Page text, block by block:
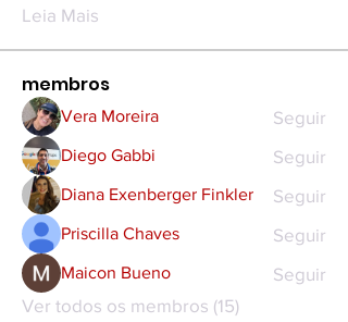
Leia Mais
membros
Vera Moreira Seguir
Diego Gabbi Seguir
Diana Exenberger Finkler Seguir
Priscilla Chaves Seguir
Maicon Bueno
Seguir
Ver todos os membros (15)